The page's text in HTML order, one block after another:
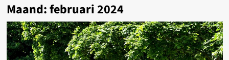
Maand:februari 2024